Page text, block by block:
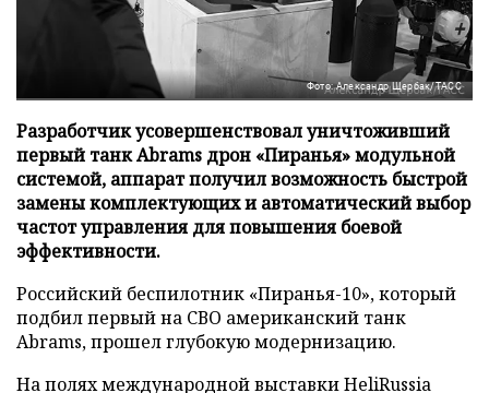
Фото: Александр Щербак/ТАСС
Разработчик усовершенствовал уничтоживший
первый танк Abrams дрон «Пиранья» модульной
системой, аппарат получил возможность быстрой
замены комплектующих и автоматический выбор
частот управления для повышения боевой
эффективности.
Российский беспилотник «Пиранья-10», который
подбил первый на СВО американский танк
Abrams, прошел глубокую модернизацию.
На полях международной выставки HeliRussia